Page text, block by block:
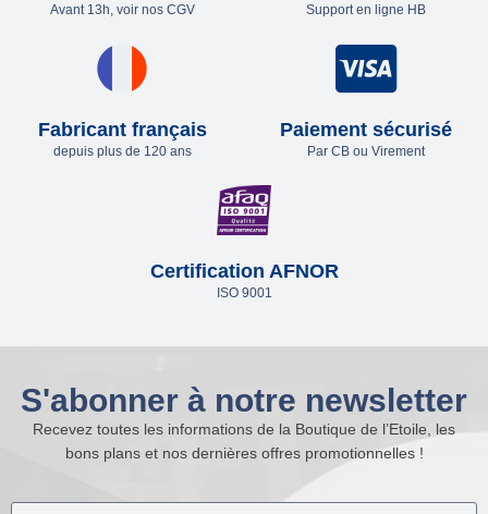
Avant 13h, voir nos CGV Support en ligne HB
Fabricant français
depuis plus de 120 ans
Paiement sécurisé
Par CB ou Virement
Certification AFNOR
ISO 9001
S'abonner à notre newsletter
Recevez toutes les informations de la Boutique de l’Etoile, les
bons plans et nos dernières offres promotionnelles !